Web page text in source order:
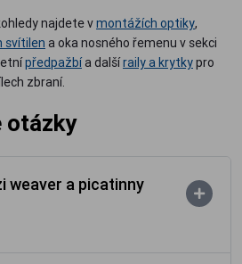
najdete vmontážích optiky,
svítilen a oka nosného řemenu v sekci
předpažbía dalšíraily a krytkypro
zbraní.
otázky
weaver a picatinny